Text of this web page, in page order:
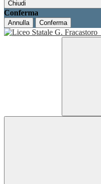
Chiudi
Conferma
Annulla Conferma